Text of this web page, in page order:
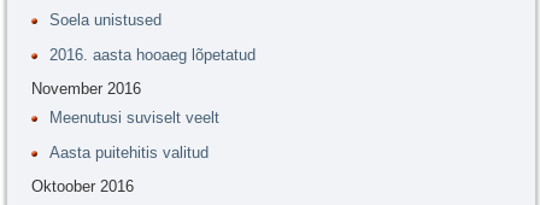
Soela unistused
2016. aasta hooaeg lõpetatud
November 2016
Meenutusi suviselt veelt
Aasta puitehitis valitud
Oktoober 2016